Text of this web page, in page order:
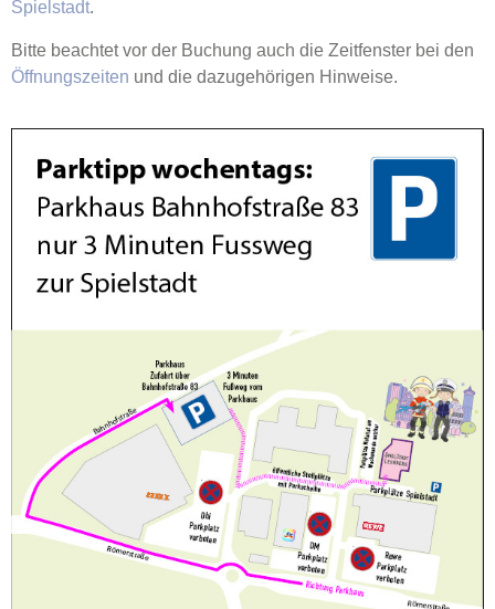
Spielstadt.
Bitte beachtet vor der Buchung auch die Zeitfenster bei den
Öffnungszeiten und die dazugehörigen Hinweise.